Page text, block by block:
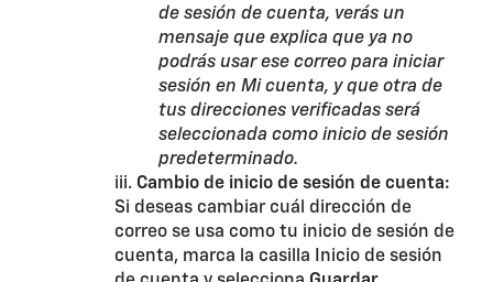
de sesión de cuenta, verás un
mensaje que explica que ya no
podrás usar ese correo para iniciar
sesión en Mi cuenta, y que otra de
tus direcciones verificadas será
seleccionada como inicio de sesión
predeterminado.
iii. Cambio de inicio de sesión de cuenta:
Si deseas cambiar cuál dirección de
correo se usa como tu inicio de sesión de
cuenta, marca la casilla Inicio de sesión